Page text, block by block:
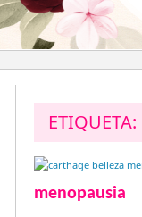
ETIQUETA:
menopausia